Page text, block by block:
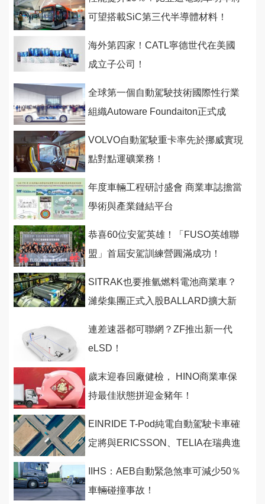
可望搭載SiC第三代半導體材料！
海外第四家！CATL寧德世代在美國
成立子公司！
全球第一個自動駕駛技術國際性行業
組織Autoware Foundaiton正式成
VOLVO自動駕駛重卡率先於挪威實現
點對點運礦業務！
年度車輛工程研討盛會 商業車誌擔當
學術與產業鏈結平台
恭喜60位安駕英雄！「FUSO英雄聯
盟」首屆安駕訓練營圓滿成功！
SITRAK也要推氫燃料電池商業車？
濰柴集團正式入股BALLARD擴大新
連差速器都可聯網？ZF推出新一代
eLSD！
歲末迎春回廠健檢， HINO商業車保
持最佳狀態拼迎金豬年！
EINRIDE T-Pod純電自動駕駛卡車確
定將與ERICSSON、TELIA在瑞典進
IIHS：AEB自動緊急煞車可減少50％
車輛碰撞事故！